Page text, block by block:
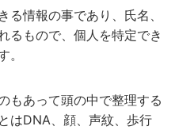
情報の事であり、氏名、
るもので、個人を特定でき
。
もあって頭の中で整理する
はDNA、顔、声紋、歩行